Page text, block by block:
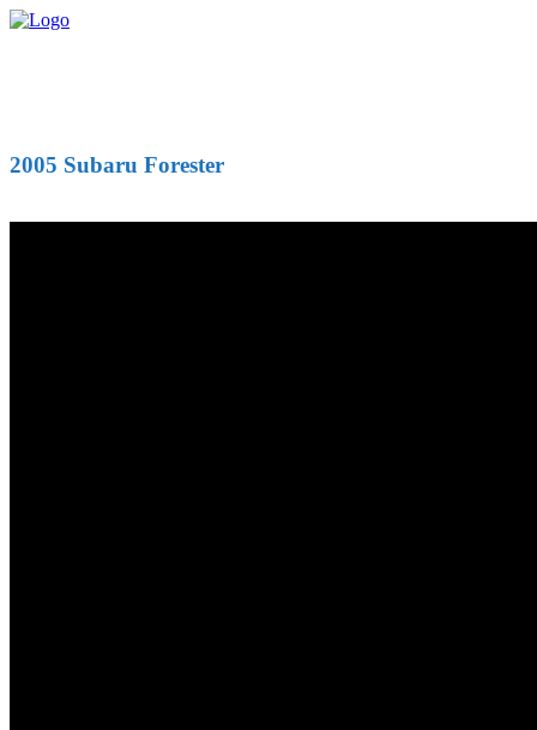
2005 Subaru Forester